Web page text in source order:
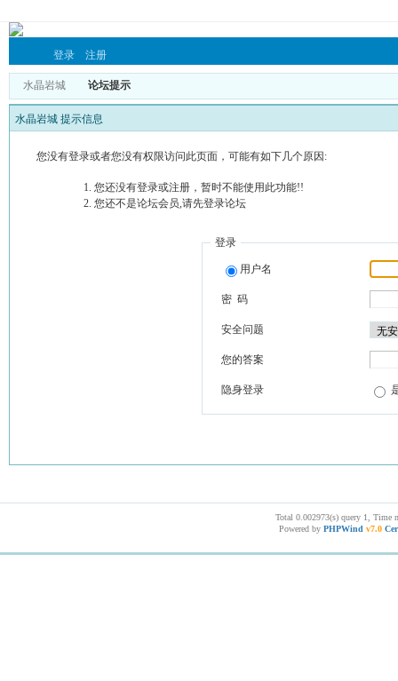
登录 注册
水晶岩城 论坛提示
水晶岩城 提示信息
您没有登录或者您没有权限访问此页面，可能有如下几个原因:
您还没有登录或注册，暂时不能使用此功能!!
您还不是论坛会员,请先登录论坛
登录
用户名
密 码
安全问题
您的答案
隐身登录
Total 0.002973(s) query 1, Time
Powered by PHPWind v7.0